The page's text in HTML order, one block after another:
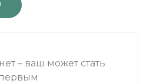
– ваш может стать
первым